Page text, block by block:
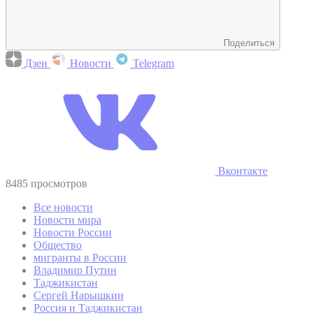
Поделиться
Дзен Новости Telegram
Вконтакте
8485 просмотров
Все новости
Новости мира
Новости России
Общество
мигранты в России
Владимир Путин
Таджикистан
Сергей Нарышкин
Россия и Таджикистан